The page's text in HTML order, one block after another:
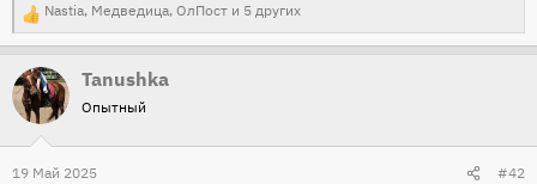
Р
е
а
к
и
Nastia, Медведица, ОлПост и 5 других
Tanushka
Опытный
19 Май 2025 #42